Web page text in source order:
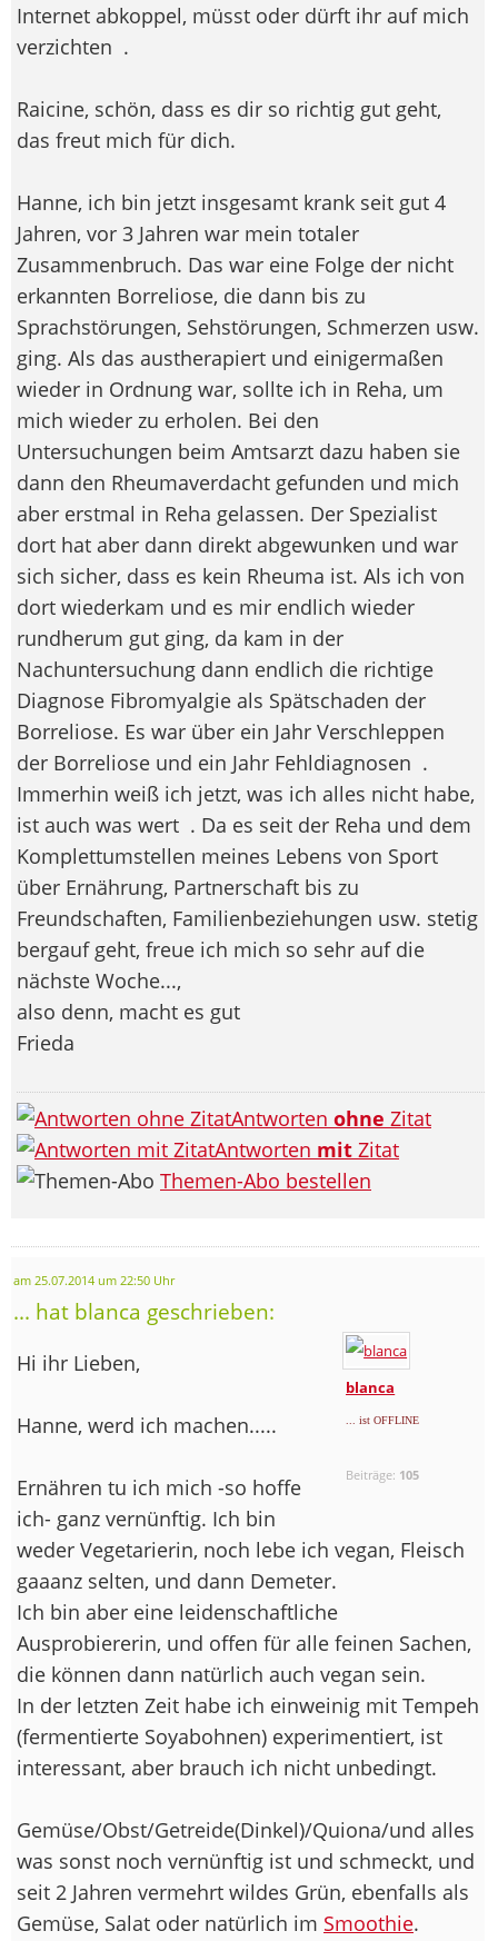
Internet abkoppel, müsst oder dürft ihr auf mich
verzichten .
Raicine, schön, dass es dir so richtig gut geht,
das freut mich für dich.
Hanne, ich bin jetzt insgesamt krank seit gut 4
Jahren, vor 3 Jahren war mein totaler
Zusammenbruch. Das war eine Folge der nicht
erkannten Borreliose, die dann bis zu
Sprachstörungen, Sehstörungen, Schmerzen usw.
ging. Als das austherapiert und einigermaßen
wieder in Ordnung war, sollte ich in Reha, um
mich wieder zu erholen. Bei den
Untersuchungen beim Amtsarzt dazu haben sie
dann den Rheumaverdacht gefunden und mich
aber erstmal in Reha gelassen. Der Spezialist
dort hat aber dann direkt abgewunken und war
sich sicher, dass es kein Rheuma ist. Als ich von
dort wiederkam und es mir endlich wieder
rundherum gut ging, da kam in der
Nachuntersuchung dann endlich die richtige
Diagnose Fibromyalgie als Spätschaden der
Borreliose. Es war über ein Jahr Verschleppen
der Borreliose und ein Jahr Fehldiagnosen .
Immerhin weiß ich jetzt, was ich alles nicht habe,
ist auch was wert . Da es seit der Reha und dem
Komplettumstellen meines Lebens von Sport
über Ernährung, Partnerschaft bis zu
Freundschaften, Familienbeziehungen usw. stetig
bergauf geht, freue ich mich so sehr auf die
nächste Woche...,
also denn, macht es gut
Frieda
Antworten ohne Zitat
Antworten mit Zitat
Themen-Abo bestellen
am 25.07.2014 um 22:50 Uhr
... hat blanca geschrieben:
blanca
... ist OFFLINE
Beiträge: 105
Hi ihr Lieben,
Hanne, werd ich machen.....
Ernähren tu ich mich -so hoffe
ich- ganz vernünftig. Ich bin
weder Vegetarierin, noch lebe ich vegan, Fleisch
gaaanz selten, und dann Demeter.
Ich bin aber eine leidenschaftliche
Ausprobiererin, und offen für alle feinen Sachen,
die können dann natürlich auch vegan sein.
In der letzten Zeit habe ich einweinig mit Tempeh
(fermentierte Soyabohnen) experimentiert, ist
interessant, aber brauch ich nicht unbedingt.
Gemüse/Obst/Getreide(Dinkel)/Quiona/und alles
was sonst noch vernünftig ist und schmeckt, und
seit 2 Jahren vermehrt wildes Grün, ebenfalls als
Gemüse, Salat oder natürlich im Smoothie.